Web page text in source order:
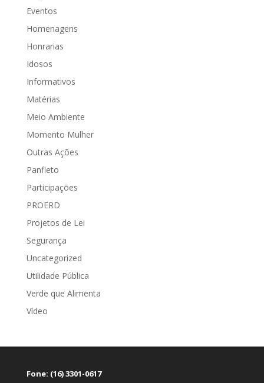
Eventos
Homenagens
Honrarias
Idosos
Informativos
Matérias
Meio Ambiente
Momento Mulher
Outras Ações
Panfleto
Participações
PROERD
Projetos de Lei
Segurança
Uncategorized
Utilidade Pública
Verde que Alimenta
Vídeo
Fone: (16) 3301-0617